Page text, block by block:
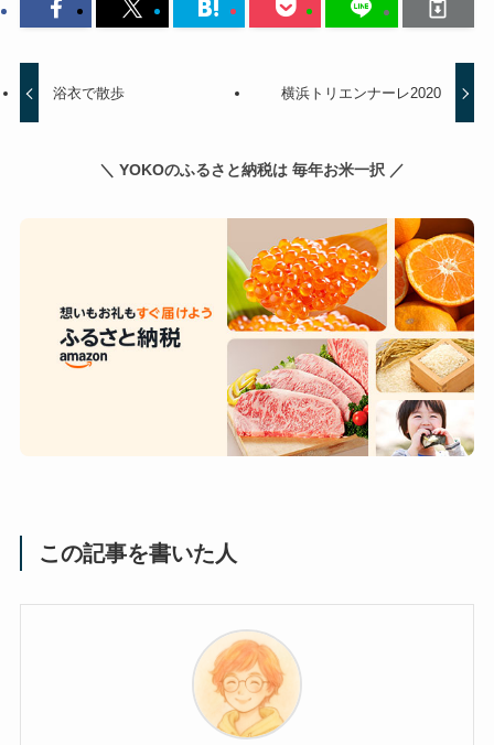
浴衣で散歩 横浜トリエンナーレ2020
＼ YOKOのふるさと納税は 毎年お米一択 ／
この記事を書いた人